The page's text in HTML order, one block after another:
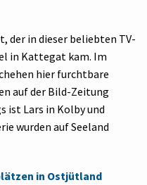
der in dieser beliebten TV-
in Kattegat kam. Im
hier furchtbare
auf der Bild-Zeitung
ist Lars in Kolby und
wurden auf Seeland
in Ostjütland